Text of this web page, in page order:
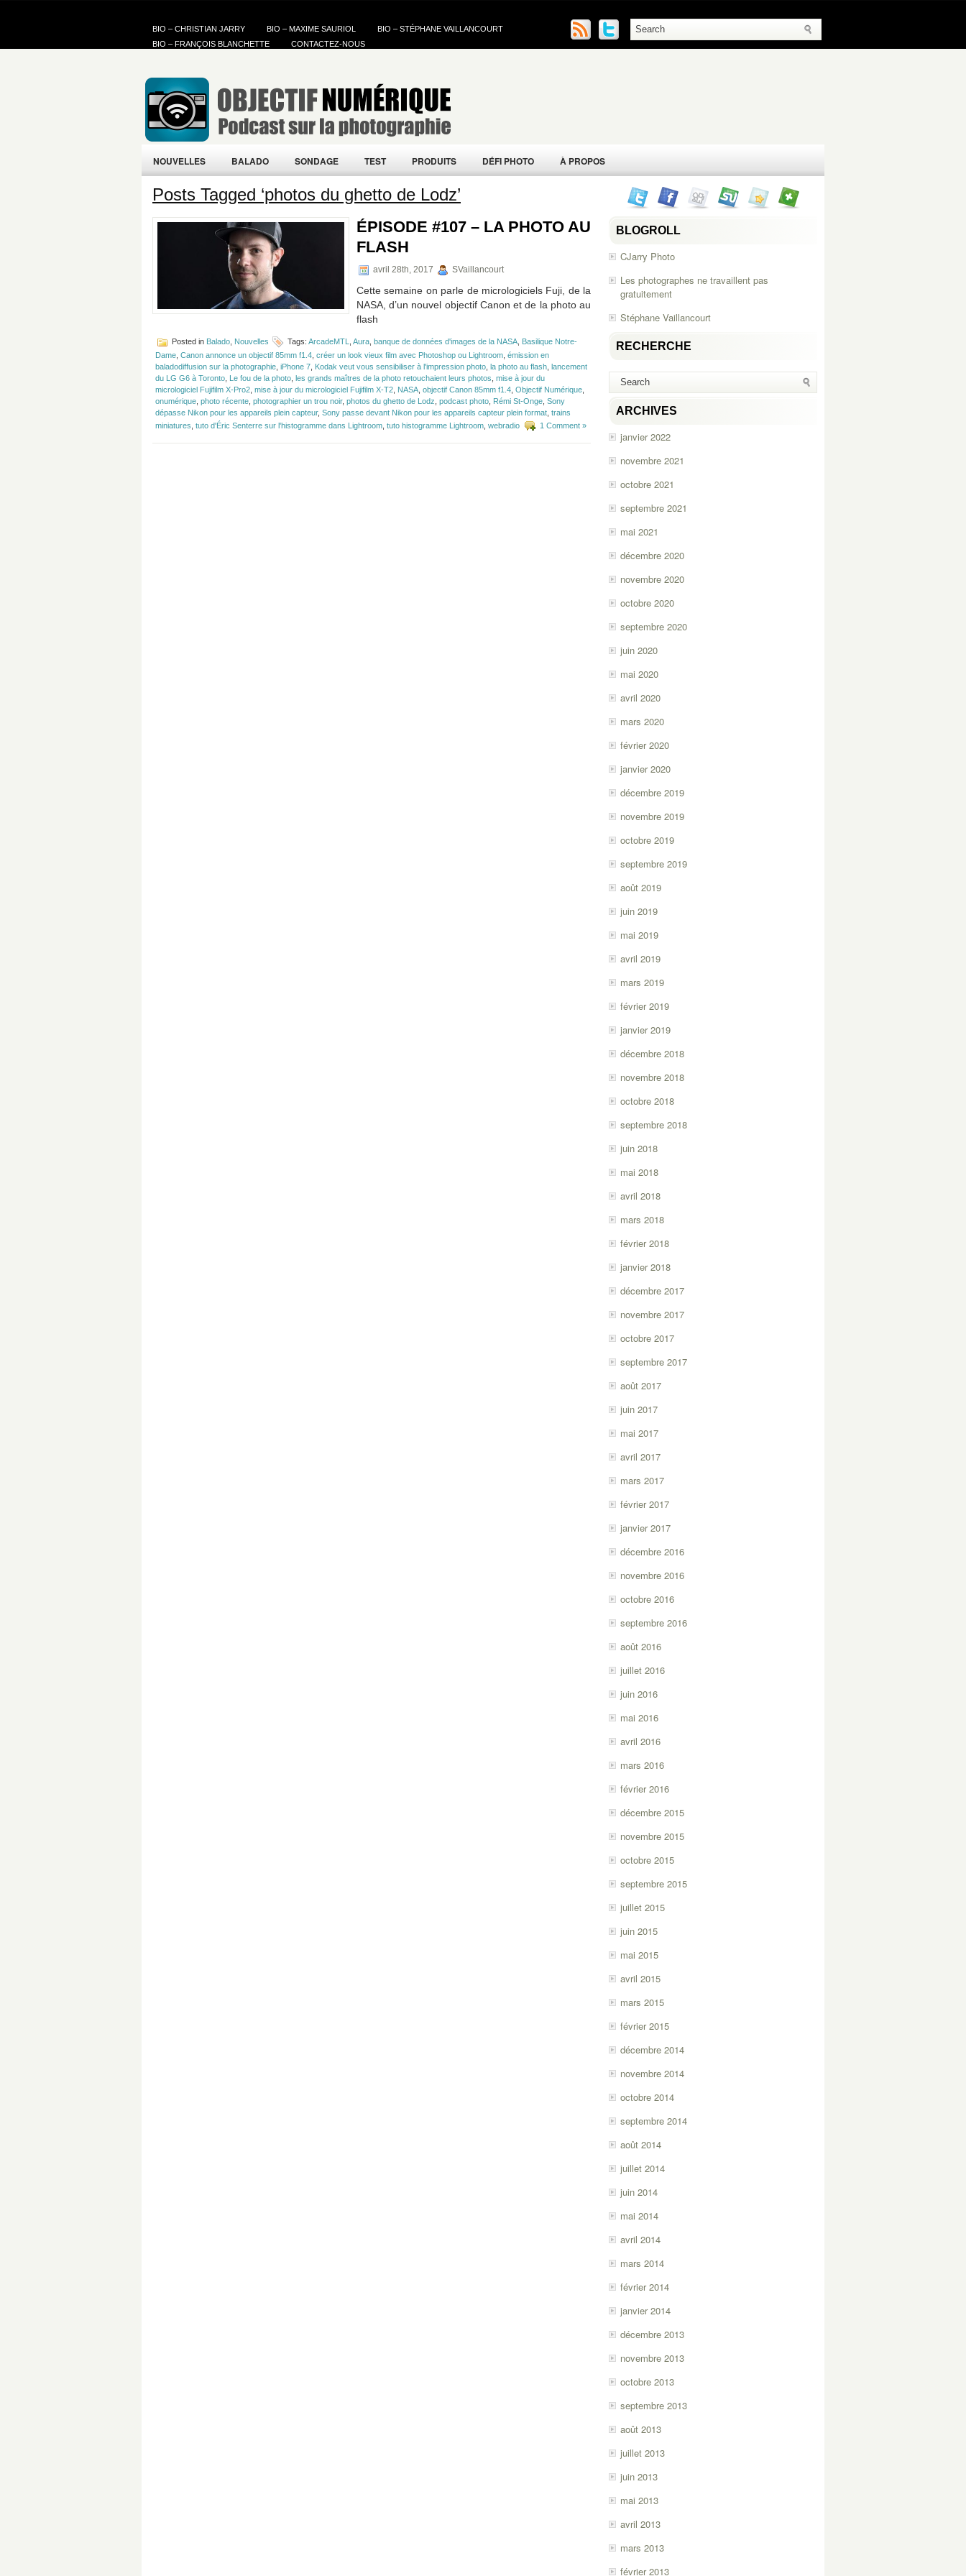
BIO – CHRISTIAN JARRY BIO – MAXIME SAURIOL
BIO – STÉPHANE VAILLANCOURT
BIO – FRANÇOIS BLANCHETTE
CONTACTEZ-NOUS
NOUVELLES BALADO SONDAGE TEST PRODUITS DÉFI PHOTO À PROPOS
Posts Tagged ‘photos du ghetto de Lodz’
ÉPISODE #107 – LA PHOTO AU
FLASH
avril 28th, 2017 SVaillancourt
Cette semaine on parle de micrologiciels Fuji, de la
NASA, d’un nouvel objectif Canon et de la photo au
flash
Posted in Balado Nouvelles Tags: ArcadeMTL Aura banque de données d'images de la NASA Basilique Notre-
Dame Canon annonce un objectif 85mm f1.4 créer un look vieux film avec Photoshop ou Lightroom émission en
baladodiffusion sur la photographie iPhone 7 Kodak veut vous sensibiliser à l'impression photo la photo au flash lancement
du LG G6 à Toronto Le fou de la photo les grands maîtres de la photo retouchaient leurs photos mise à jour du
micrologiciel Fujifilm X-Pro2 mise à jour du micrologiciel Fujifilm X-T2 NASA objectif Canon 85mm f1.4 Objectif Numérique
onumérique photo récente photographier un trou noir, photos du ghetto de Lodz podcast photo Rémi St-Onge Sony
dépasse Nikon pour les appareils plein capteur, Sony passe devant Nikon pour les appareils capteur plein format trains
miniatures tuto d'Éric Senterre sur l'histogramme dans Lightroom tuto histogramme Lightroom webradio 1 Comment »
BLOGROLL
CJarry Photo
Les photographes ne travaillent pas
gratuitement
Stéphane Vaillancourt
RECHERCHE
ARCHIVES
janvier 2022
novembre 2021
octobre 2021
septembre 2021
mai 2021
décembre 2020
novembre 2020
octobre 2020
septembre 2020
juin 2020
mai 2020
avril 2020
mars 2020
février 2020
janvier 2020
décembre 2019
novembre 2019
octobre 2019
septembre 2019
août 2019
juin 2019
mai 2019
avril 2019
mars 2019
février 2019
janvier 2019
décembre 2018
novembre 2018
octobre 2018
septembre 2018
juin 2018
mai 2018
avril 2018
mars 2018
février 2018
janvier 2018
décembre 2017
novembre 2017
octobre 2017
septembre 2017
août 2017
juin 2017
mai 2017
avril 2017
mars 2017
février 2017
janvier 2017
décembre 2016
novembre 2016
octobre 2016
septembre 2016
août 2016
juillet 2016
juin 2016
mai 2016
avril 2016
mars 2016
février 2016
décembre 2015
novembre 2015
octobre 2015
septembre 2015
juillet 2015
juin 2015
mai 2015
avril 2015
mars 2015
février 2015
décembre 2014
novembre 2014
octobre 2014
septembre 2014
août 2014
juillet 2014
juin 2014
mai 2014
avril 2014
mars 2014
février 2014
janvier 2014
décembre 2013
novembre 2013
octobre 2013
septembre 2013
août 2013
juillet 2013
juin 2013
mai 2013
avril 2013
mars 2013
février 2013